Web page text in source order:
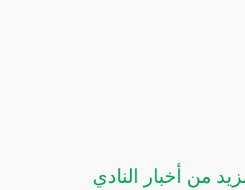
من أخبار النادي